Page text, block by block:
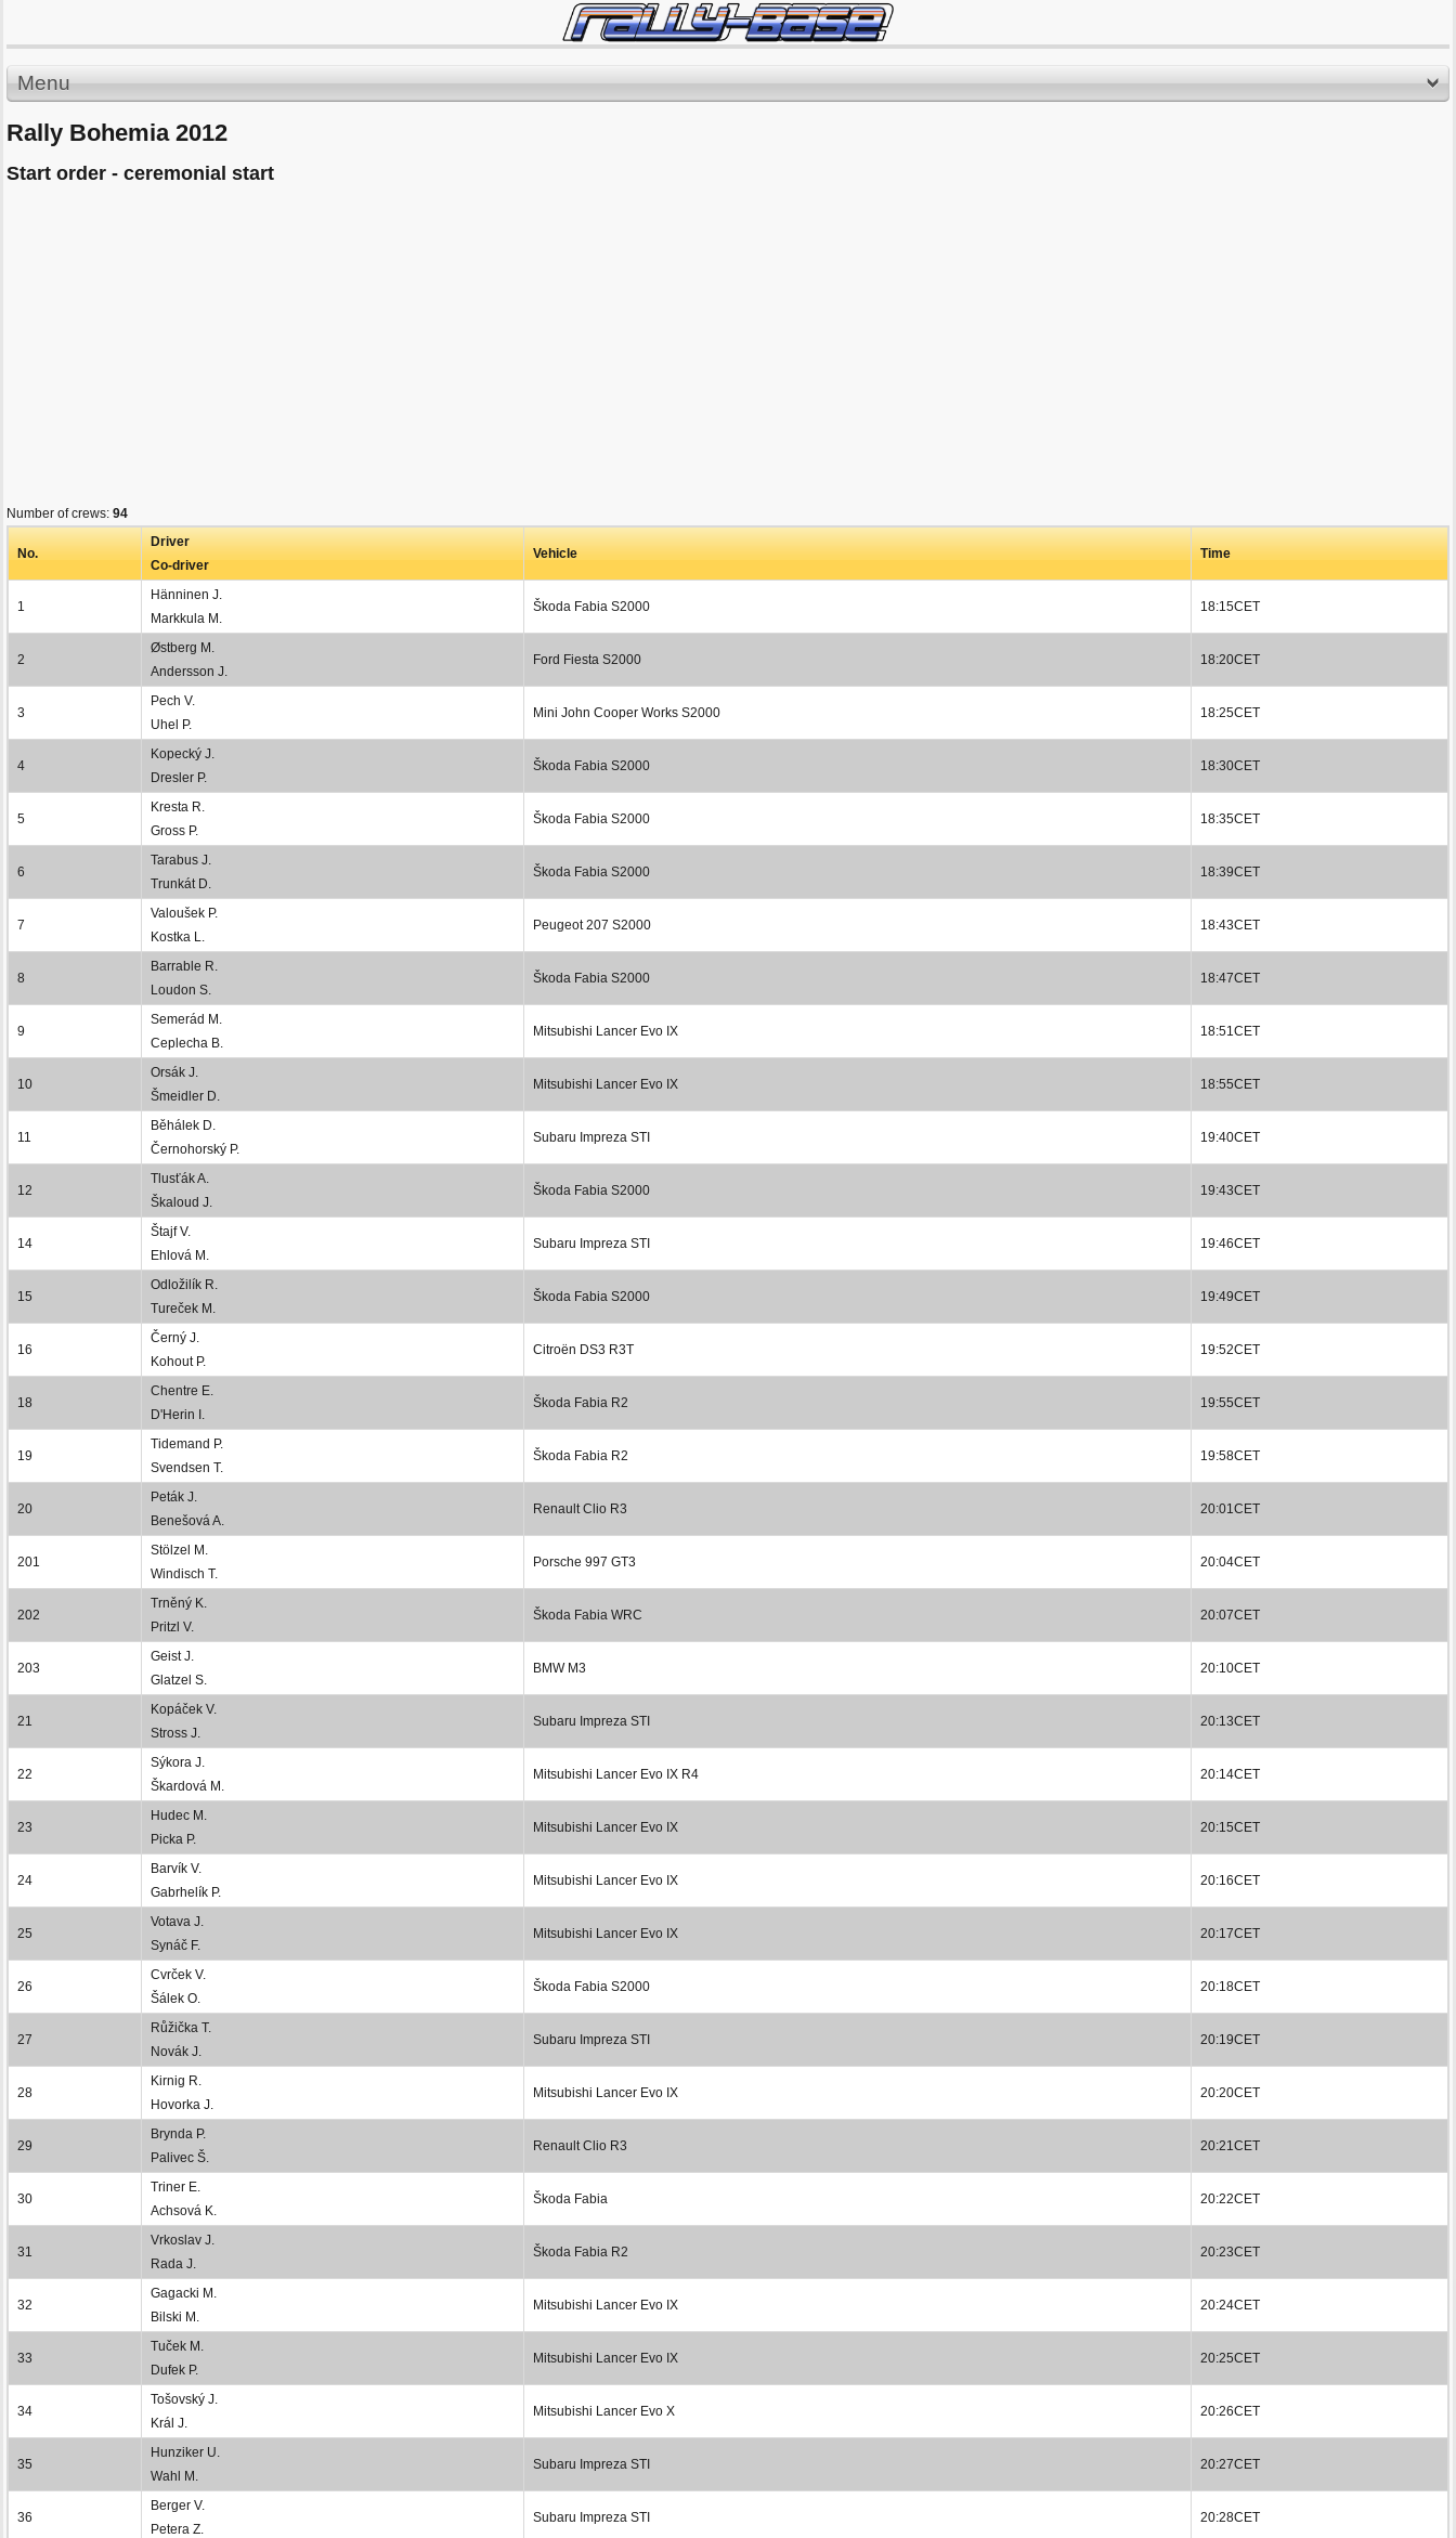
Menu
Rally Bohemia 2012
Start order - ceremonial start
Number of crews: 94
No.
Driver
Co-driver
Vehicle Time
1
Hänninen J.
Markkula M.
Škoda Fabia S2000 18:15CET
2
Østberg M.
Andersson J.
Ford Fiesta S2000 18:20CET
3
Pech V.
Uhel P.
Mini John Cooper Works S2000 18:25CET
4
Kopecký J.
Dresler P.
Škoda Fabia S2000 18:30CET
5
Kresta R.
Gross P.
Škoda Fabia S2000 18:35CET
6
Tarabus J.
Trunkát D.
Škoda Fabia S2000 18:39CET
7
Valoušek P.
Kostka L.
Peugeot 207 S2000 18:43CET
8
Barrable R.
Loudon S.
Škoda Fabia S2000 18:47CET
9
Semerád M.
Ceplecha B.
Mitsubishi Lancer Evo IX 18:51CET
10
Orsák J.
Šmeidler D.
Mitsubishi Lancer Evo IX 18:55CET
11
Běhálek D.
Černohorský P.
Subaru Impreza STI 19:40CET
12
Tlusťák A.
Škaloud J.
Škoda Fabia S2000 19:43CET
14
Štajf V.
Ehlová M.
Subaru Impreza STI 19:46CET
15
Odložilík R.
Tureček M.
Škoda Fabia S2000 19:49CET
16
Černý J.
Kohout P.
Citroën DS3 R3T 19:52CET
18
Chentre E.
D'Herin I.
Škoda Fabia R2 19:55CET
19
Tidemand P.
Svendsen T.
Škoda Fabia R2 19:58CET
20
Peták J.
Benešová A.
Renault Clio R3 20:01CET
201
Stölzel M.
Windisch T.
Porsche 997 GT3 20:04CET
202
Trněný K.
Pritzl V.
Škoda Fabia WRC 20:07CET
203
Geist J.
Glatzel S.
BMW M3 20:10CET
21
Kopáček V.
Stross J.
Subaru Impreza STI 20:13CET
22
Sýkora J.
Škardová M.
Mitsubishi Lancer Evo IX R4 20:14CET
23
Hudec M.
Picka P.
Mitsubishi Lancer Evo IX 20:15CET
24
Barvík V.
Gabrhelík P.
Mitsubishi Lancer Evo IX 20:16CET
25
Votava J.
Synáč F.
Mitsubishi Lancer Evo IX 20:17CET
26
Cvrček V.
Šálek O.
Škoda Fabia S2000 20:18CET
27
Růžička T.
Novák J.
Subaru Impreza STI 20:19CET
28
Kirnig R.
Hovorka J.
Mitsubishi Lancer Evo IX 20:20CET
29
Brynda P.
Palivec Š.
Renault Clio R3 20:21CET
30
Triner E.
Achsová K.
Škoda Fabia 20:22CET
31
Vrkoslav J.
Rada J.
Škoda Fabia R2 20:23CET
32
Gagacki M.
Bilski M.
Mitsubishi Lancer Evo IX 20:24CET
33
Tuček M.
Dufek P.
Mitsubishi Lancer Evo IX 20:25CET
34
Tošovský J.
Král J.
Mitsubishi Lancer Evo X 20:26CET
35
Hunziker U.
Wahl M.
Subaru Impreza STI 20:27CET
36
Berger V.
Petera Z.
Subaru Impreza STI 20:28CET